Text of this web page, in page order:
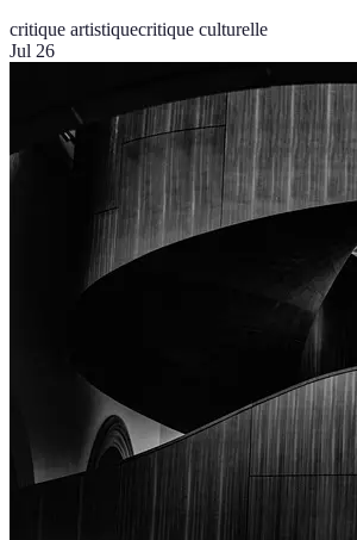
critique artistiquecritique culturelle
Jul 26